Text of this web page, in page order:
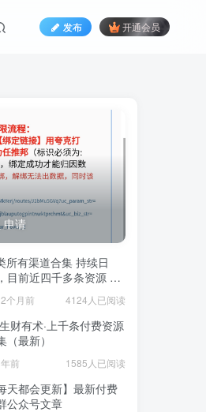
发布 开通会员
申请
所有渠道合集 持续日
目前近四千多条资源 年
个月前 4124人已阅读
财有术·上千条付费资源
（最新）
前 1585人已阅读
天都会更新】最新付费
公众号文章